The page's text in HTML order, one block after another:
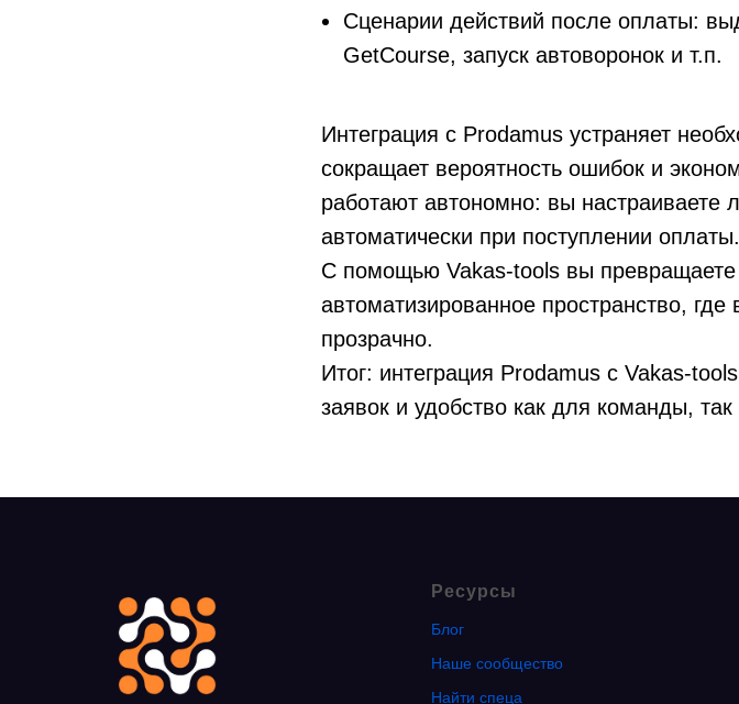
Сценарии действий после оплаты:
GetCourse, запуск автоворонок и т.п.
Интеграция с Prodamus устраняет
сокращает вероятность ошибок и
работают автономно: вы настраиваете
автоматически при поступлении оплаты.
С помощью Vakas-tools вы
автоматизированное пространство,
прозрачно.
Итог: интеграция Prodamus с Vakas-
заявок и удобство как для команды,
Ресурсы
Блог
Наше сообщество
Найти спеца